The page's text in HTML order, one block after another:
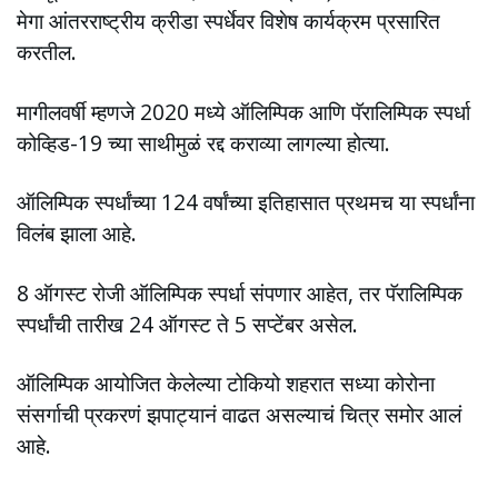
मेगा आंतरराष्ट्रीय क्रीडा स्पर्धेवर विशेष कार्यक्रम प्रसारित
करतील.
मागीलवर्षी म्हणजे 2020 मध्ये ऑलिम्पिक आणि पॅरालिम्पिक स्पर्धा
कोव्हिड-19 च्या साथीमुळं रद्द कराव्या लागल्या होत्या.
ऑलिम्पिक स्पर्धांच्या 124 वर्षांच्या इतिहासात प्रथमच या स्पर्धांना
विलंब झाला आहे.
8 ऑगस्ट रोजी ऑलिम्पिक स्पर्धा संपणार आहेत, तर पॅरालिम्पिक
स्पर्धांची तारीख 24 ऑगस्ट ते 5 सप्टेंबर असेल.
ऑलिम्पिक आयोजित केलेल्या टोकियो शहरात सध्या कोरोना
संसर्गाची प्रकरणं झपाट्यानं वाढत असल्याचं चित्र समोर आलं
आहे.